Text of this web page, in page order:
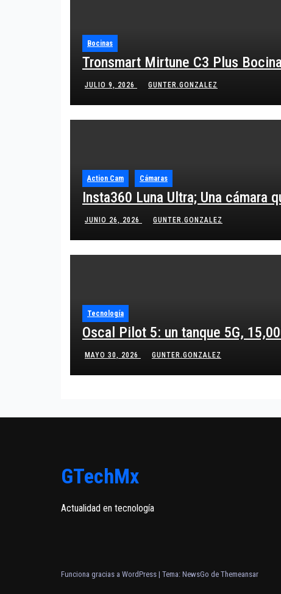
Bocinas
Tronsmart Mirtune C3 Plus
JULIO 9, 2026 GUNTER.GONZALEZ
Action Cam Cámaras
Insta360 Luna Ultra; Una cámara
JUNIO 26, 2026 GUNTER.GONZALEZ
Tecnología
Oscal Pilot 5: un tanque 5G,
MAYO 30, 2026 GUNTER.GONZALEZ
GTechMx
Actualidad en tecnología
Funciona gracias a WordPress | Tema: NewsGo de Themeansar